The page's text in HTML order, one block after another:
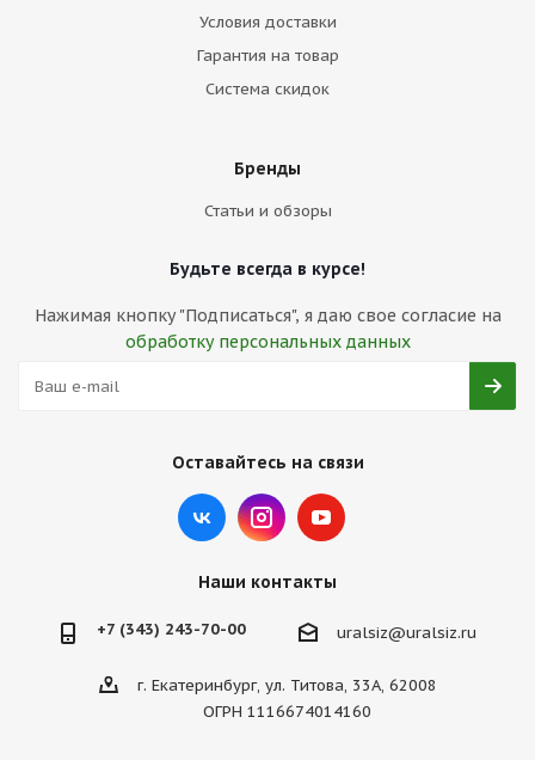
Условия доставки
Гарантия на товар
Система скидок
Бренды
Статьи и обзоры
Будьте всегда в курсе!
Нажимая кнопку "Подписаться", я даю свое согласие на
обработку персональных данных
Оставайтесь на связи
Наши контакты
+7 (343) 243-70-00 uralsiz@uralsiz.ru
г. Екатеринбург, ул. Титова, 33А, 62008
ОГРН 1116674014160